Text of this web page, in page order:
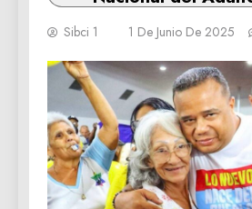
Sibci 1 1 De Junio De 2025